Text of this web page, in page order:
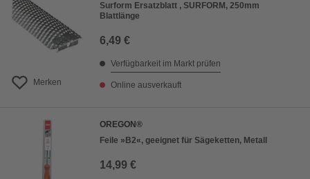
Merken
Surform Ersatzblatt , SURFORM, 250mm
Blattlänge
6,49 €
Verfügbarkeit im Markt prüfen
Online ausverkauft
OREGON®
Feile »B2«, geeignet für Sägeketten, Metall
14,99 €